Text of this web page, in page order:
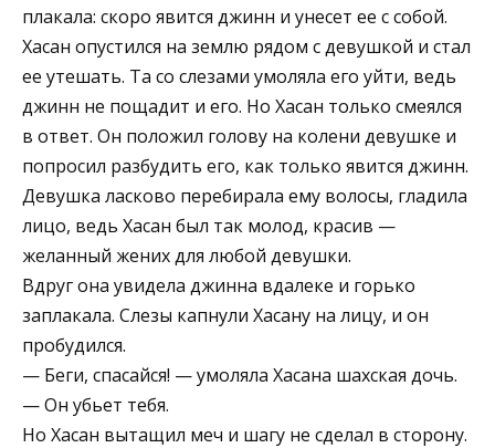
плакала: скоро явится джинн и унесет ее с собой.
Хасан опустился на землю рядом с девушкой и стал
ее утешать. Та со слезами умоляла его уйти, ведь
джинн не пощадит и его. Но Хасан только смеялся
в ответ. Он положил голову на колени девушке и
попросил разбудить его, как только явится джинн.
Девушка ласково перебирала ему волосы, гладила
лицо, ведь Хасан был так молод, красив —
желанный жених для любой девушки.
Вдруг она увидела джинна вдалеке и горько
заплакала. Слезы капнули Xасану на лицу, и он
пробудился.
— Беги, спасайся! — умоляла Хасана шахская дочь.
— Он убьет тебя.
Но Хасан вытащил меч и шагу не сделал в сторону.